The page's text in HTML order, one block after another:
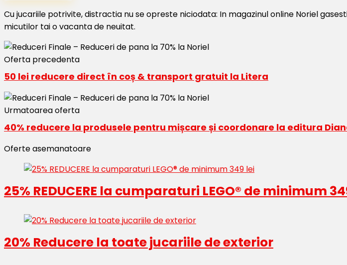
Cu jucariile potrivite, distractia nu se opreste niciodata: In magazinul online Noriel
micutilor tai o vacanta de neuitat.
Oferta precedenta
50 lei reducere direct în coș & transport gratuit la Litera
Urmatoarea oferta
40% reducere la produsele pentru mișcare și coordonare la editura
Oferte asemanatoare
25% REDUCERE la cumparaturi LEGO® de minimum
20% Reducere la toate jucariile de exterior